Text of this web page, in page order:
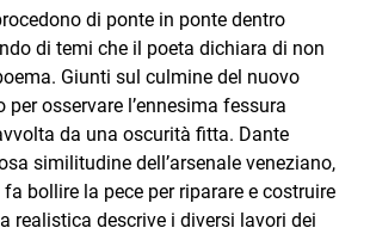
di ponte in ponte dentro
di temi che il poeta dichiara di non
Giunti sul culmine del nuovo
per osservare l’ennesima fessura
da una oscurità fitta. Dante
similitudine dell’arsenale veneziano,
fa bollire la pece per riparare e costruire
realistica descrive i diversi lavori dei